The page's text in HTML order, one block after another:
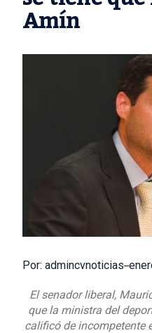
Amín
Por: admincvnoticias
El senador liberal,
que la ministra del
calificó de incompetente